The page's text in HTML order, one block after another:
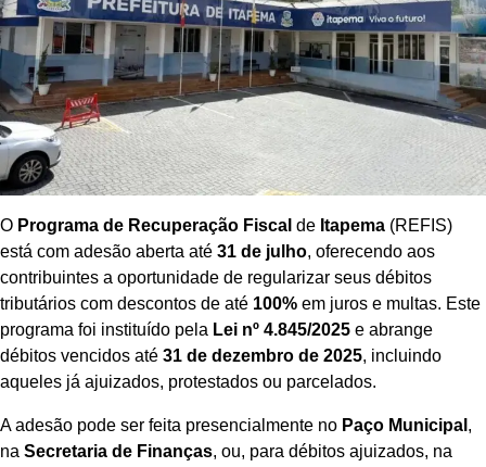
O Programa de Recuperação Fiscal de Itapema (REFIS)
está com adesão aberta até 31 de julho, oferecendo aos
contribuintes a oportunidade de regularizar seus débitos
tributários com descontos de até 100% em juros e multas. Este
programa foi instituído pela Lei nº 4.845/2025 e abrange
débitos vencidos até 31 de dezembro de 2025, incluindo
aqueles já ajuizados, protestados ou parcelados.
A adesão pode ser feita presencialmente no Paço Municipal ,
na Secretaria de Finanças, ou, para débitos ajuizados, na